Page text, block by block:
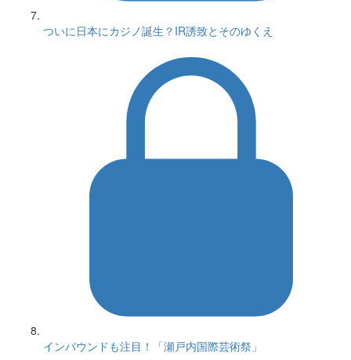
ついに日本にカジノ誕生？IR誘致とそのゆくえ
インバウンドも注目！「瀬戸内国際芸術祭」